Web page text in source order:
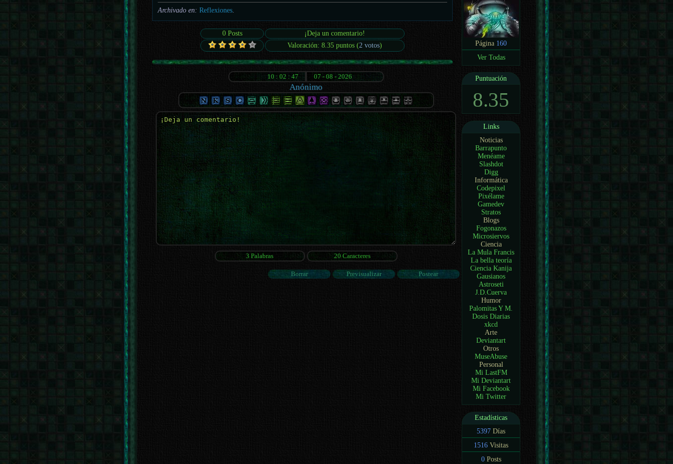
Archivado en: Reflexiones.
0 Posts
¡Deja un comentario!
Valoración: 8.35 puntos (2 votos)
Anónimo
Página 160
Ver Todas
Puntuación
8.35
Links
Noticias
Barrapunto
Menéame
Slashdot
Digg
Informática
Codepixel
Pixélame
Gamedev
Stratos
Blogs
Fogonazos
Microsiervos
Ciencia
La Mula Francis
La bella teoría
Ciencia Kanija
Gausianos
Astroseti
J.D.Cuerva
Humor
Palomitas Y M.
Dosis Diarias
xkcd
Arte
Deviantart
Otros
MuseAbuse
Personal
Mi LastFM
Mi Deviantart
Mi Facebook
Mi Twitter
Estadísticas
5397 Días
1516 Visitas
0Posts